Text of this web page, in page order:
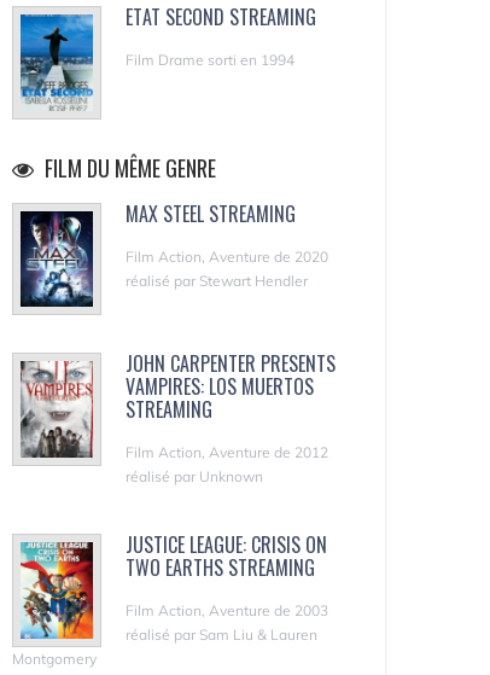
ETAT SECOND STREAMING
Film Drame sorti en 1994
FILM DU MÊME GENRE
MAX STEEL STREAMING
Film Action, Aventure de 2020
réalisé par Stewart Hendler
JOHN CARPENTER PRESENTS
VAMPIRES: LOS MUERTOS
STREAMING
Film Action, Aventure de 2012
réalisé par Unknown
JUSTICE LEAGUE: CRISIS ON
TWO EARTHS STREAMING
Film Action, Aventure de 2003
réalisé par Sam Liu & Lauren
Montgomery